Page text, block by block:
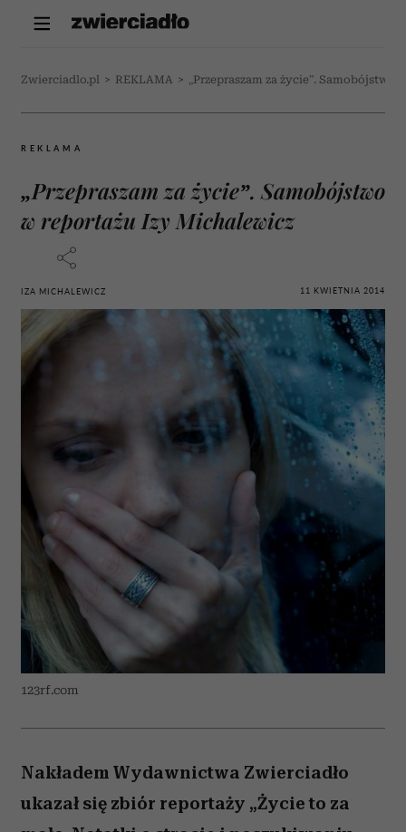
Zwierciadlo.pl > REKLAMA > „Przepraszam za życie”.
REKLAMA
„Przepraszam za życie”. Samobójstwo
w reportażu Izy Michalewicz
IZA MICHALEWICZ 11 KWIETNIA 2014
123rf.com
Nakładem Wydawnictwa Zwierciadło
ukazał się zbiór reportaży „Życie to za